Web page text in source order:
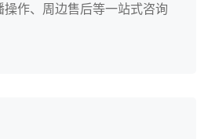
作、周边售后等一站式咨询